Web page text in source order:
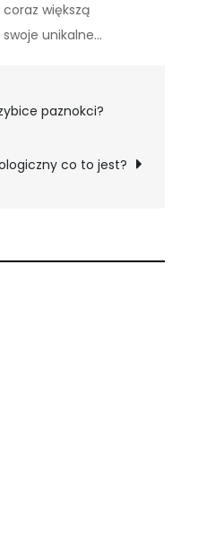
większą
unikalne…
paznokci?
co to jest?